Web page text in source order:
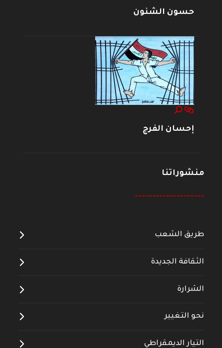
حسون الشنون
إحسان الفرج
منشوراتنا
--------------------
طريق الشعب
الثقافة الجديدة
الشرارة
نحو التغيير
التيار الديمقراطي